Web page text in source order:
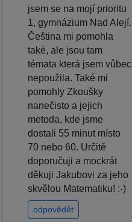
jsem se na mojí prioritu
1, gymnázium Nad Alejí.
Čeština mi pomohla
také, ale jsou tam
témata která jsem vůbec
nepoužila. Také mi
pomohly Zkoušky
nanečisto a jejich
metoda, kde jsme
dostali 55 minut místo
70 nebo 60. Určitě
doporučuji a mockrát
děkuji Jakubovi za jeho
skvělou Matematiku! :-)
odpovědět